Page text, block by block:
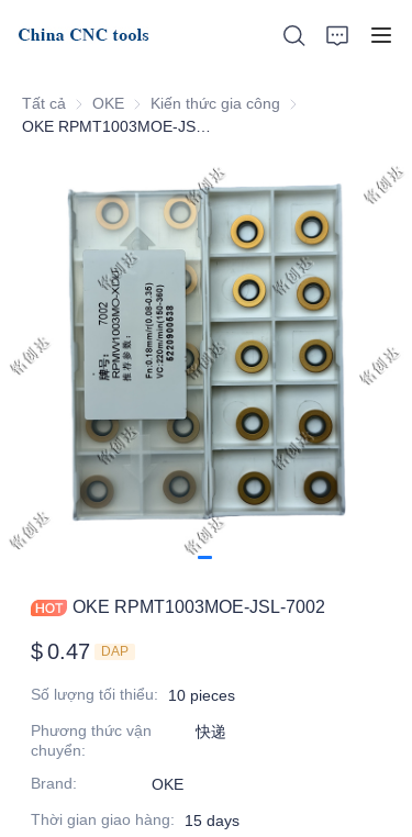
Tất cả OKE OKEKiến thức gia công Kiến thức gia công
OKE RPMT1003MOE-JSL-7002
$0.47 DAP
Số lượng tối thiểu:
10 pieces
Phương thức vận
chuyển:
快递
Brand:
OKE
Thời gian giao hàng:
15 days
Về chúng tôi
Sản phẩm
Tin tức
Hỗ trợ